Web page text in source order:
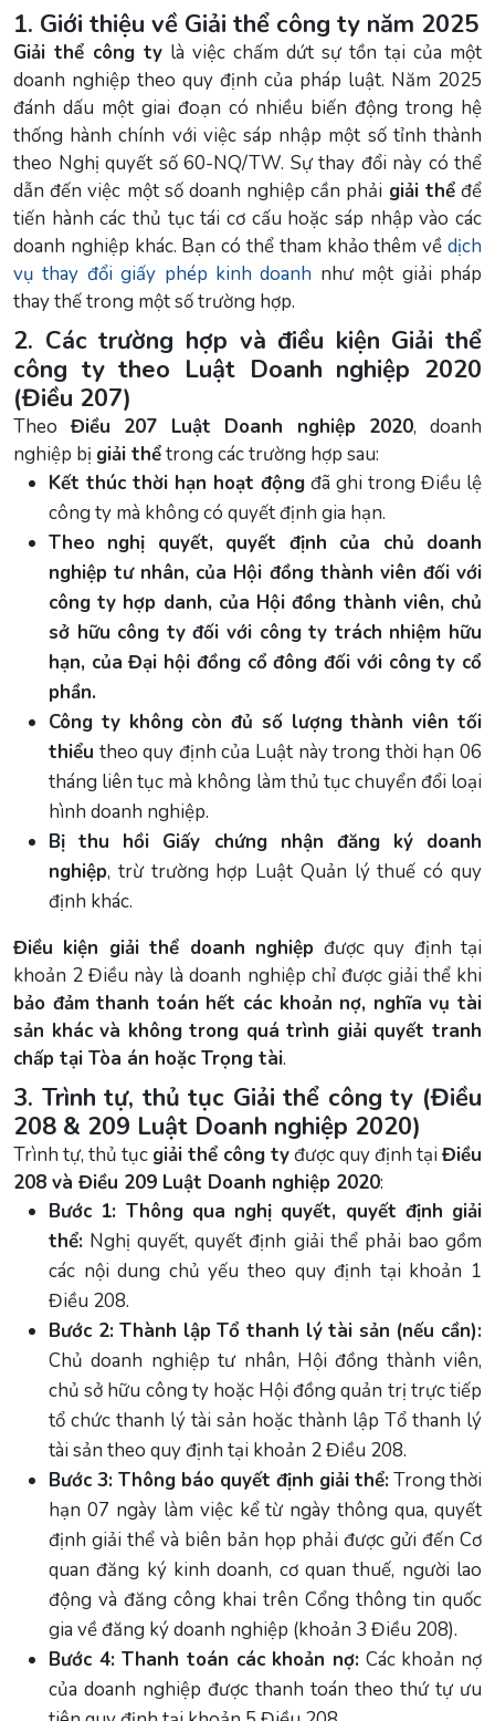
1. Giới thiệu về Giải thể công ty năm 2025
Giải thể công ty là việc chấm dứt sự tồn tại của một
doanh nghiệp theo quy định của pháp luật. Năm 2025
đánh dấu một giai đoạn có nhiều biến động trong hệ
thống hành chính với việc sáp nhập một số tỉnh thành
theo Nghị quyết số 60-NQ/TW. Sự thay đổi này có thể
dẫn đến việc một số doanh nghiệp cần phải giải thểđể
tiến hành các thủ tục tái cơ cấu hoặc sáp nhập vào các
doanh nghiệp khác. Bạn có thể tham khảo thêm về dịch
vụ thay đổi giấy phép kinh doanh như một giải pháp
thay thế trong một số trường hợp.
2. Các trường hợp và điều kiện Giải thể
công ty theo Luật Doanh nghiệp 2020
(Điều 207)
TheoĐiều 207 Luật Doanh nghiệp 2020, doanh
nghiệp bị giải thểtrong các trường hợp sau:
Kết thúc thời hạn hoạt động đã ghi trong Điều lệ
công ty mà không có quyết định gia hạn.
Theo nghị quyết, quyết định của chủ doanh
nghiệp tư nhân, của Hội đồng thành viên đối với
công ty hợp danh, của Hội đồng thành viên, chủ
sở hữu công ty đối với công ty trách nhiệm hữu
hạn, của Đại hội đồng cổ đông đối với công ty cổ
phần.
Công ty không còn đủ số lượng thành viên tối
thiểu theo quy định của Luật này trong thời hạn 06
tháng liên tục mà không làm thủ tục chuyển đổi loại
hình doanh nghiệp.
Bị thu hồi Giấy chứng nhận đăng ký doanh
nghiệp, trừ trường hợp Luật Quản lý thuế có quy
định khác.
Điều kiện giải thể doanh nghiệp được quy định tại
khoản 2 Điều này là doanh nghiệp chỉ được giải thể khi
bảo đảm thanh toán hết các khoản nợ, nghĩa vụ tài
sản khác và không trong quá trình giải quyết tranh
chấp tại Tòa án hoặc Trọng tài.
3. Trình tự, thủ tục Giải thể công ty (Điều
208 & 209 Luật Doanh nghiệp 2020)
Trình tự, thủ tục giải thể công tyđược quy định tạiĐiều
208 và Điều 209 Luật Doanh nghiệp 2020:
Bước 1: Thông qua nghị quyết, quyết định giải
thể: Nghị quyết, quyết định giải thể phải bao gồm
các nội dung chủ yếu theo quy định tại khoản 1
Điều 208.
Bước 2: Thành lập Tổ thanh lý tài sản (nếu cần):
Chủ doanh nghiệp tư nhân, Hội đồng thành viên,
chủ sở hữu công ty hoặc Hội đồng quản trị trực tiếp
tổ chức thanh lý tài sản hoặc thành lập Tổ thanh lý
tài sản theo quy định tại khoản 2 Điều 208.
Bước 3: Thông báo quyết định giải thể:Trong thời
hạn 07 ngày làm việc kể từ ngày thông qua, quyết
định giải thể và biên bản họp phải được gửi đến Cơ
quan đăng ký kinh doanh, cơ quan thuế, người lao
động và đăng công khai trên Cổng thông tin quốc
gia về đăng ký doanh nghiệp (khoản 3 Điều 208).
Bước 4: Thanh toán các khoản nợ: Các khoản nợ
của doanh nghiệp được thanh toán theo thứ tự ưu